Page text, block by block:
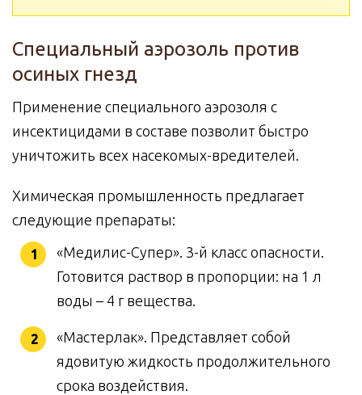
Специальный аэрозоль против
осиных гнезд
Применение специального аэрозоля с
инсектицидами в составе позволит быстро
уничтожить всех насекомых-вредителей.
Химическая промышленность предлагает
следующие препараты:
«Медилис-Супер». 3-й класс опасности.
Готовится раствор в пропорции: на 1 л
воды – 4 г вещества.
«Мастерлак». Представляет собой
ядовитую жидкость продолжительного
срока воздействия.